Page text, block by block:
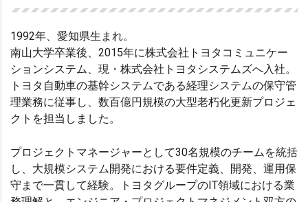
1992年、愛知県生まれ。
南山大学卒業後、2015年に株式会社トヨタコミュニケー
ションシステム、現・株式会社トヨタシステムズへ入社。
トヨタ自動車の基幹システムである経理システムの保守管
理業務に従事し、数百億円規模の大型老朽化更新プロジェ
クトを担当しました。
プロジェクトマネージャーとして30名規模のチームを統括
し、大規模システム開発における要件定義、開発、運用保
守まで一貫して経験。トヨタグループのIT領域における業